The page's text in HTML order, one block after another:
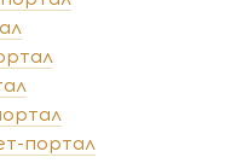
портал